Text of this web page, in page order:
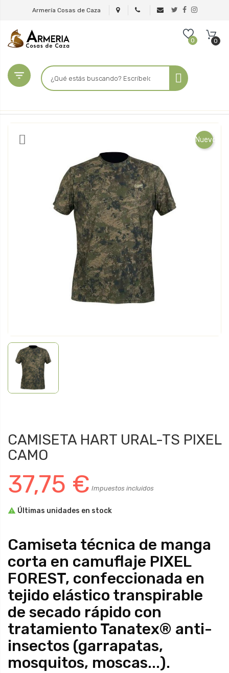
Armería Cosas de Caza
0 0

Nuevo
CAMISETA HART URAL-TS PIXEL
CAMO
37,75 € Impuestos incluidos
 Últimas unidades en stock
Camiseta técnica de manga
corta en camuflaje PIXEL
FOREST, confeccionada en
tejido elástico transpirable
de secado rápido con
tratamiento Tanatex® anti-
insectos (garrapatas,
mosquitos, moscas...).